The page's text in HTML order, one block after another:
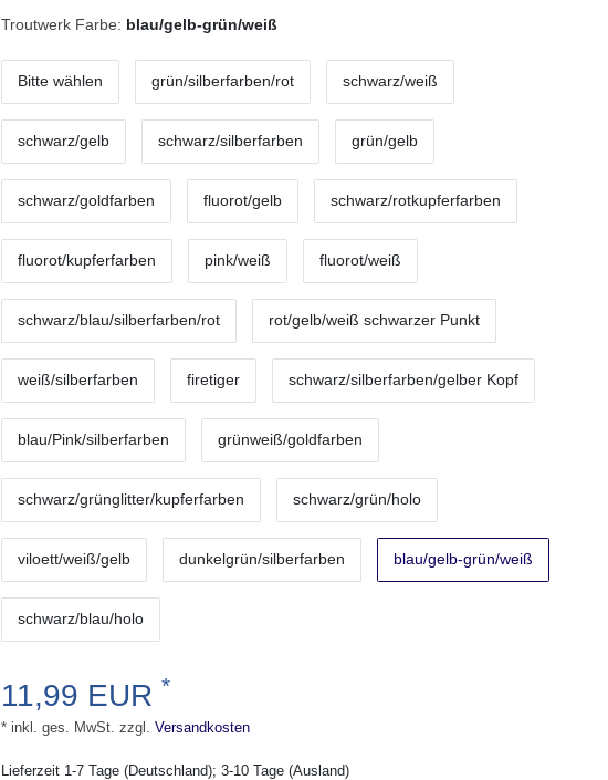
Troutwerk Farbe: blau/gelb-grün/weiß
Bitte wählen grün/silberfarben/rot schwarz/weiß
schwarz/gelb schwarz/silberfarben grün/gelb
schwarz/goldfarben fluorot/gelb schwarz/rotkupferfarben
fluorot/kupferfarben pink/weiß fluorot/weiß
schwarz/blau/silberfarben/rot rot/gelb/weiß schwarzer Punkt
weiß/silberfarben firetiger schwarz/silberfarben/gelber Kopf
blau/Pink/silberfarben grünweiß/goldfarben
schwarz/grünglitter/kupferfarben schwarz/grün/holo
viloett/weiß/gelb dunkelgrün/silberfarben blau/gelb-grün/weiß
schwarz/blau/holo
11,99 EUR *
* inkl. ges. MwSt. zzgl. Versandkosten
Lieferzeit 1-7 Tage (Deutschland); 3-10 Tage (Ausland)